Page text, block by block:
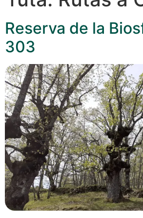
Reserva de la
303